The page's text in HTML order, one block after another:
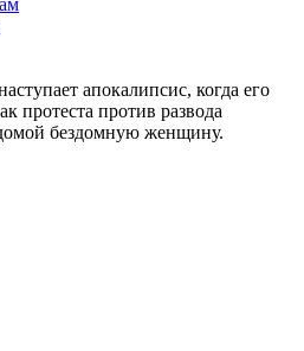
апокалипсис, когда его
протеста против развода
бездомную женщину.